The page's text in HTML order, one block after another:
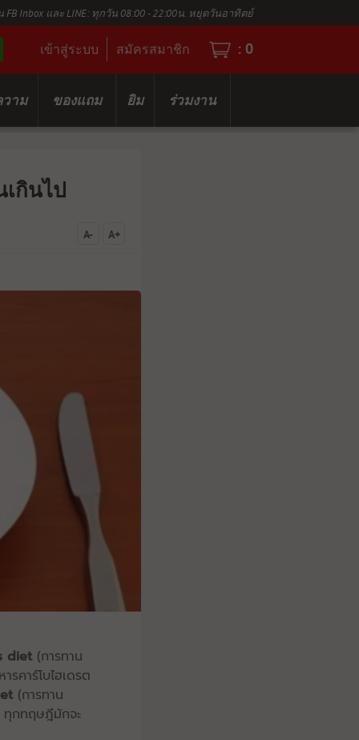
Inbox และ LINE: ทุกวัน 08:00 - 22:00น. หยุดวันอาทิตย์
เข้าสู่ระบบ สมัครสมาชิก : 0
าม ของแถม ยิม ร่วมงาน
กินไป
A- A+
diet (การทาน
รคาร์โบไฮเดรต
(การทาน
ทุกทฤษฎีมักจะ